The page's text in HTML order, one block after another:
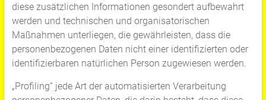
diese zusätzlichen Informationen gesondert aufbewahrt
werden und technischen und organisatorischen
Maßnahmen unterliegen, die gewährleisten, dass die
personenbezogenen Daten nicht einer identifizierten oder
identifizierbaren natürlichen Person zugewiesen werden.
„Profiling“ jede Art der automatisierten Verarbeitung